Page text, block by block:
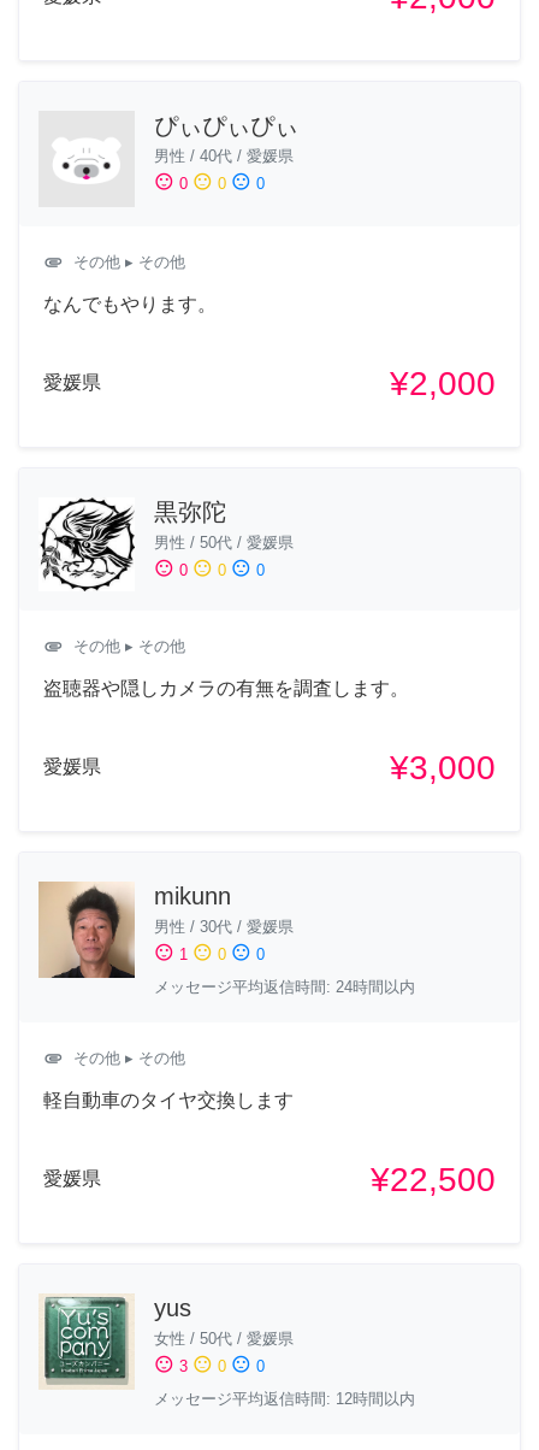
ぴぃぴぃぴぃ
男性 / 40代 / 愛媛県
sentiment_satisfied 0 sentiment_neutral 0 sentiment_dissatisfied 0
attachment その他 ▸ その他
なんでもやります。
愛媛県 ¥2,000
黒弥陀
男性 / 50代 / 愛媛県
sentiment_satisfied 0 sentiment_neutral 0 sentiment_dissatisfied 0
attachment その他 ▸ その他
盗聴器や隠しカメラの有無を調査します。
愛媛県 ¥3,000
mikunn
男性 / 30代 / 愛媛県
sentiment_satisfied 1 sentiment_neutral 0 sentiment_dissatisfied 0
メッセージ平均返信時間: 24時間以内
attachment その他 ▸ その他
軽自動車のタイヤ交換します
愛媛県 ¥22,500
yus
女性 / 50代 / 愛媛県
sentiment_satisfied 3 sentiment_neutral 0 sentiment_dissatisfied 0
メッセージ平均返信時間: 12時間以内